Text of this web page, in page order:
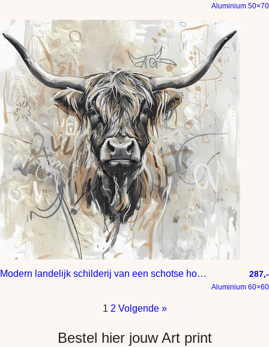
Aluminium 50×70
Modern landelijk schilderij van een schotse hooglander stier 287,-
Aluminium 60×60
1 2 Volgende »
Bestel hier jouw Art print